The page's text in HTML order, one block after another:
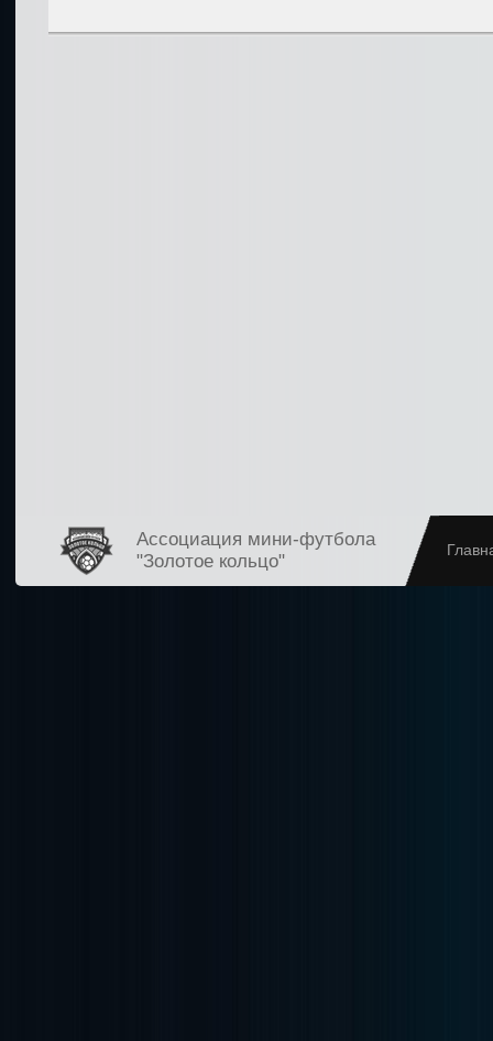
Ассоциация мини-футбола
"Золотое кольцо"